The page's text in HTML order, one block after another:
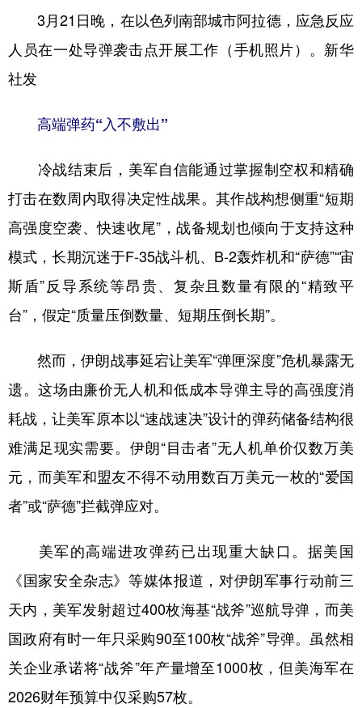
四川 贵州 云南 西藏
English Español Français عربى
Русский язык 日本語 한국어
Deutsch Português
3月21日晚，在以色列南部城市阿拉德，应急反应
人员在一处导弹袭击点开展工作（手机照片）。新华
社发
高端弹药“入不敷出”
冷战结束后，美军自信能通过掌握制空权和精确
打击在数周内取得决定性战果。其作战构想侧重“短期
高强度空袭、快速收尾”，战备规划也倾向于支持这种
模式，长期沉迷于F-35战斗机、B-2轰炸机和“萨德”“宙
斯盾”反导系统等昂贵、复杂且数量有限的“精致平
台”，假定“质量压倒数量、短期压倒长期”。
然而，伊朗战事延宕让美军“弹匣深度”危机暴露无
遗。这场由廉价无人机和低成本导弹主导的高强度消
耗战，让美军原本以“速战速决”设计的弹药储备结构很
难满足现实需要。伊朗“目击者”无人机单价仅数万美
元，而美军和盟友不得不动用数百万美元一枚的“爱国
者”或“萨德”拦截弹应对。
美军的高端进攻弹药已出现重大缺口。据美国
《国家安全杂志》等媒体报道，对伊朗军事行动前三
天内，美军发射超过400枚海基“战斧”巡航导弹，而美
国政府有时一年只采购90至100枚“战斧”导弹。虽然相
关企业承诺将“战斧”年产量增至1000枚，但美海军在
2026财年预算中仅采购57枚。